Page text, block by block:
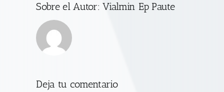
Sobre el Autor:Vialmin Ep Paute
Deja tu comentario